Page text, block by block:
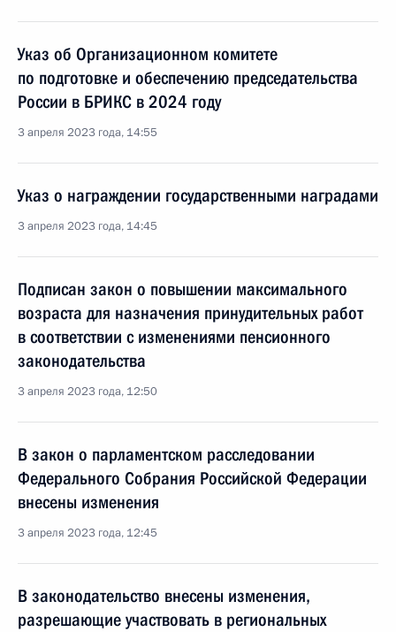
Указ об Организационном комитете
по подготовке и обеспечению председательства
России в БРИКС в 2024 году
3 апреля 2023 года, 14:55
Указ о награждении государственными наградами
3 апреля 2023 года, 14:45
Подписан закон о повышении максимального
возраста для назначения принудительных работ
в соответствии с изменениями пенсионного
законодательства
3 апреля 2023 года, 12:50
В закон о парламентском расследовании
Федерального Собрания Российской Федерации
внесены изменения
3 апреля 2023 года, 12:45
В законодательство внесены изменения,
разрешающие участвовать в региональных